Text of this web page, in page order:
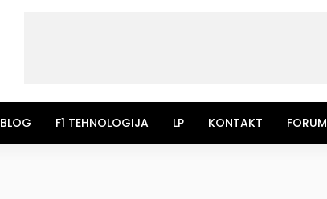
BLOG F1 TEHNOLOGIJA LP KONTAKT FORUM